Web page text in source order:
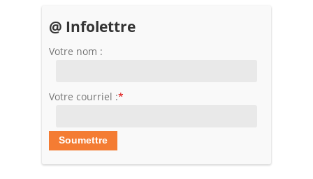
@ Infolettre
Votre nom :
Votre courriel :*